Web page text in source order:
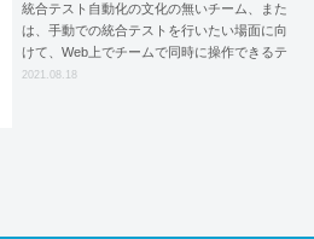
統合テスト自動化の文化の無いチーム、また
は、手動での統合テストを行いたい場面に向
けて、Web上でチームで同時に操作できるテ
ストツール「Itamaster」を開発しました。
2021.08.18